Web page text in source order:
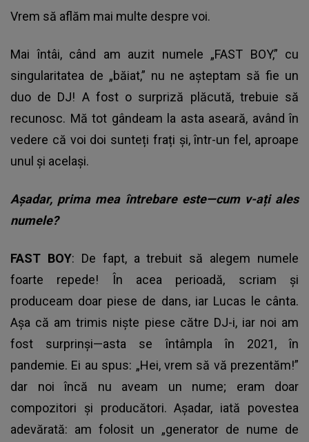
Vrem să aflăm mai multe despre voi.
Mai întâi, când am auzit numele „FAST BOY,” cu
singularitatea de „băiat,” nu ne așteptam să fie un
duo de DJ! A fost o surpriză plăcută, trebuie să
recunosc. Mă tot gândeam la asta aseară, având în
vedere că voi doi sunteți frați și, într-un fel, aproape
unul și același.
Așadar, prima mea întrebare este—cum v-ați ales
numele?
FAST BOY: De fapt, a trebuit să alegem numele
foarte repede! În acea perioadă, scriam și
produceam doar piese de dans, iar Lucas le cânta.
Așa că am trimis niște piese către DJ-i, iar noi am
fost surprinși—asta se întâmpla în 2021, în
pandemie. Ei au spus: „Hei, vrem să vă prezentăm!”
dar noi încă nu aveam un nume; eram doar
compozitori și producători. Așadar, iată povestea
adevărată: am folosit un „generator de nume de